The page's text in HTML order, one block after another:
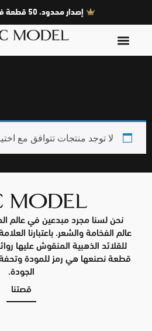
إصدار محدود، 50 قطعة فقط من كل قلادة
لا توجد منتجات تتوافق مع
نحن لسنا مجرد مبدعين في عالم
عالم الفخامة والشعر. باعتبارنا
للقلائد الذهبية المنقوش عليها
قطعة نصنعها هي رمز للمودة
الجودة.
قصتنا